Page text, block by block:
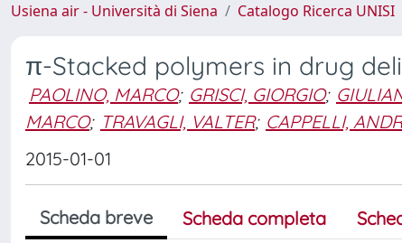
Usiena air - Università di Siena Catalogo Ricerca UNISI
π-Stacked polymers in drug
PAOLINO, MARCO; GRISCI, GIORGIO;
MARCO; TRAVAGLI, VALTER; CAPPELLI,
2015-01-01
Scheda breve Scheda completa